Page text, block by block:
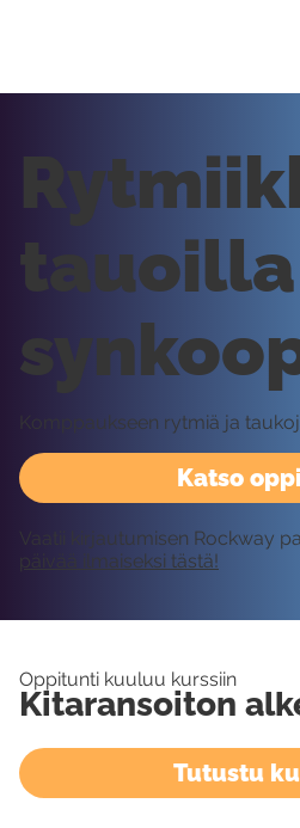
Katso
Komppaukseen rytmiä ja
Vaatii kirjautumisen Rockway
päivää ilmaiseksi tästä!
Oppitunti kuuluu kurssiin
Kitaransoiton
Tutustu